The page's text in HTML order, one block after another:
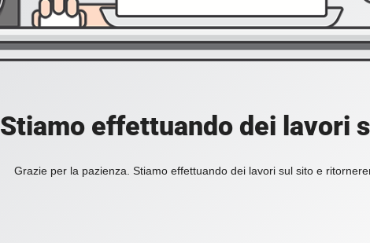
Stiamo effettuando dei lavori
Grazie per la pazienza. Stiamo effettuando dei lavori sul sito e